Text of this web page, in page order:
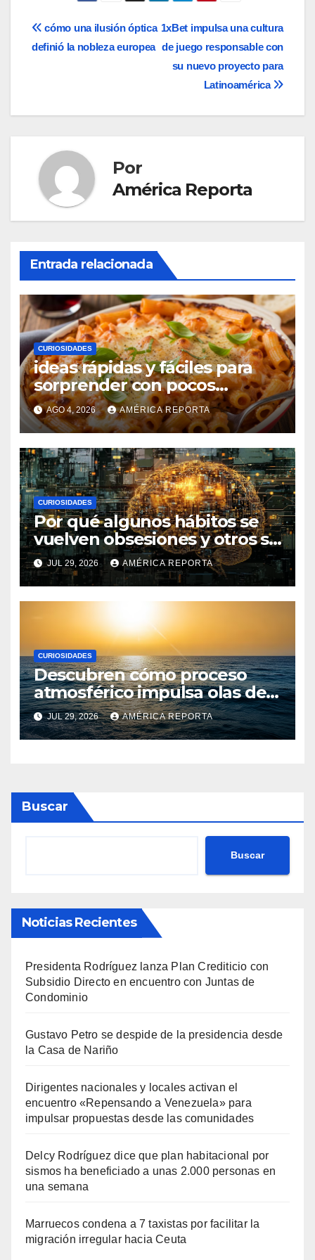
Navegación 1xBet impulsa una cultura
de juego responsable con
su nuevo proyecto para
Latinoamérica
cómo una ilusión óptica
definió la nobleza europea
Por
América Reporta
Entrada relacionada
CURIOSIDADES
ideas rápidas y fáciles para
sorprender con pocos
ingredientes
AGO 4, 2026 AMÉRICA REPORTA
CURIOSIDADES
Por qué algunos hábitos se
vuelven obsesiones y otros se
desvanecen
JUL 29, 2026 AMÉRICA REPORTA
CURIOSIDADES
Descubren cómo proceso
atmosférico impulsa olas de
calor marinas extremas
JUL 29, 2026 AMÉRICA REPORTA
Buscar
Buscar
Noticias Recientes
Presidenta Rodríguez lanza Plan Crediticio con
Subsidio Directo en encuentro con Juntas de
Condominio
Gustavo Petro se despide de la presidencia desde
la Casa de Nariño
Dirigentes nacionales y locales activan el
encuentro «Repensando a Venezuela» para
impulsar propuestas desde las comunidades
Delcy Rodríguez dice que plan habitacional por
sismos ha beneficiado a unas 2.000 personas en
una semana
Marruecos condena a 7 taxistas por facilitar la
migración irregular hacia Ceuta